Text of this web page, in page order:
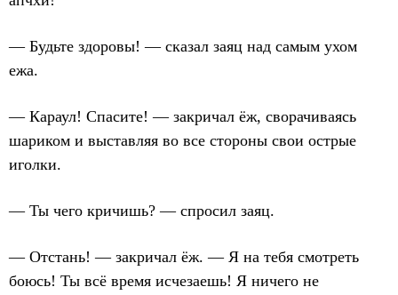
— Будьте здоровы! — сказал заяц над самым ухом
ежа.
— Караул! Спасите! — закричал ёж, сворачиваясь
шариком и выставляя во все стороны свои острые
иголки.
— Ты чего кричишь? — спросил заяц.
— Отстань! — закричал ёж. — Я на тебя смотреть
боюсь! Ты всё время исчезаешь! Я ничего не